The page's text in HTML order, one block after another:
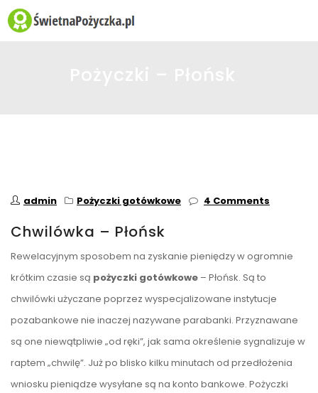
admin Pożyczki gotówkowe 4 Comments
Chwilówka – Płońsk
Rewelacyjnym sposobem na zyskanie pieniędzy w ogromnie
krótkim czasie są pożyczki gotówkowe – Płońsk. Są to
chwilówki użyczane poprzez wyspecjalizowane instytucje
pozabankowe nie inaczej nazywane parabanki. Przyznawane
są one niewątpliwie „od ręki”, jak sama określenie sygnalizuje w
raptem „chwilę”. Już po blisko kilku minutach od przedłożenia
wniosku pieniądze wysyłane są na konto bankowe. Pożyczki